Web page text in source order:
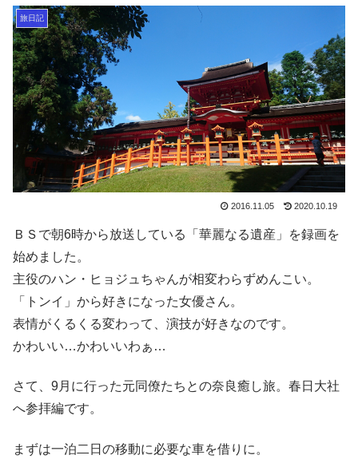
旅日記
2016.11.05 2020.10.19
ＢＳで朝6時から放送している「華麗なる遺産」を録画を
始めました。
主役のハン・ヒョジュちゃんが相変わらずめんこい。
「トンイ」から好きになった女優さん。
表情がくるくる変わって、演技が好きなのです。
かわいい…かわいいわぁ…
さて、9月に行った元同僚たちとの奈良癒し旅。春日大社
へ参拝編です。
まずは一泊二日の移動に必要な車を借りに。